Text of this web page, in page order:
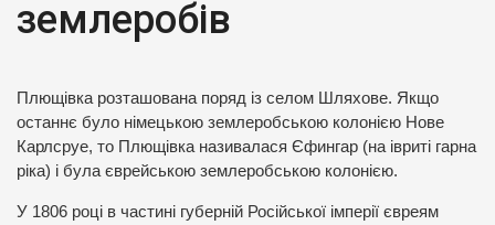
землеробів
Плющівка розташована поряд із селом Шляхове. Якщо
останнє було німецькою землеробською колонією Нове
Карлсруе, то Плющівка називалася Єфингар (на івриті гарна
ріка) і була єврейською землеробською колонією.
У 1806 році в частині губерній Російської імперії євреям